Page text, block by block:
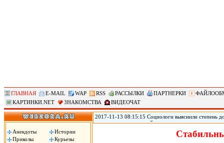
ГЛАВНАЯ E-MAIL WAP RSS РАССЫЛКИ ПАРТНЕРКИ
КАРТИНКИ.NET
ЗНАКОМСТВА ВИДЕОЧАТ
Анекдоты
Истории
Приколы
Курьезы
2017-11-13 08:15:15 Социологи выяснили степень
журналистам и полицейским, следует из
полицейские – 3,12 баллов. При этом 40% заявили,